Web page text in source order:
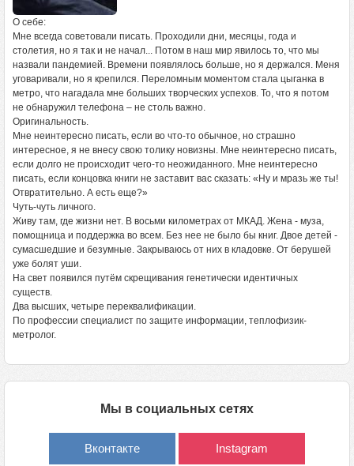
О себе:
Мне всегда советовали писать. Проходили дни, месяцы, года и
столетия, но я так и не начал... Потом в наш мир явилось то, что мы
назвали пандемией. Времени появлялось больше, но я держался. Меня
уговаривали, но я крепился. Переломным моментом стала цыганка в
метро, что нагадала мне больших творческих успехов. То, что я потом
не обнаружил телефона – не столь важно.
Оригинальность.
Мне неинтересно писать, если во что-то обычное, но страшно
интересное, я не внесу свою толику новизны. Мне неинтересно писать,
если долго не происходит чего-то неожиданного. Мне неинтересно
писать, если концовка книги не заставит вас сказать: «Ну и мразь же ты!
Отвратительно. А есть еще?»
Чуть-чуть личного.
Живу там, где жизни нет. В восьми километрах от МКАД. Жена - муза,
помощница и поддержка во всем. Без нее не было бы книг. Двое детей -
сумасшедшие и безумные. Закрываюсь от них в кладовке. От берушей
уже болят уши.
На свет появился путём скрещивания генетически идентичных
существ.
Два высших, четыре переквалификации.
По профессии специалист по защите информации, теплофизик-
метролог.
Мы в социальных сетях
Вконтакте Instagram